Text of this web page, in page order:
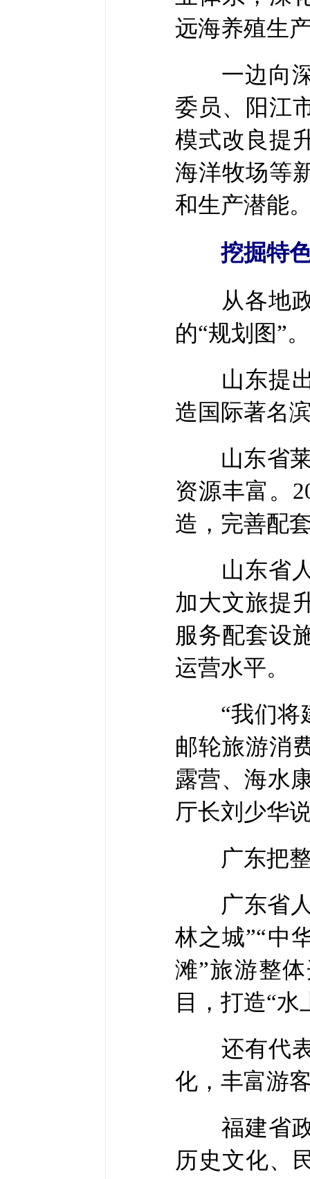
远海养殖生
一边向深
委员、阳江
模式改良提
海洋牧场等
和生产潜能
挖掘特
从各地政
的“规划图”。
山东提出
造国际著名
山东省莱
资源丰富。
造，完善配
山东省人
加大文旅提
服务配套设
运营水平。
“我们将建
邮轮旅游消
露营、海水
厅长刘少华
广东把整
广东省人
林之城”“中
滩”旅游整
目，打造“水
还有代表
化，丰富游
福建省政
历史文化、